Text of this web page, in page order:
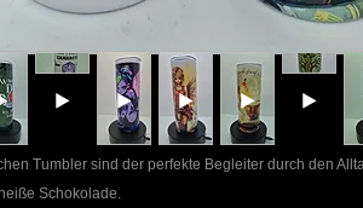
Tumbler sind der perfekte Begleiter durch den
Schokolade.